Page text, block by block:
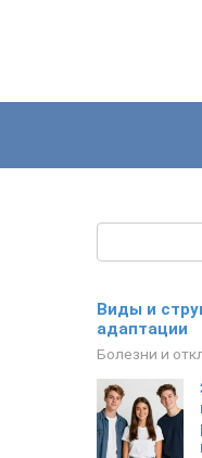
Виды и
адаптации
Болезни и